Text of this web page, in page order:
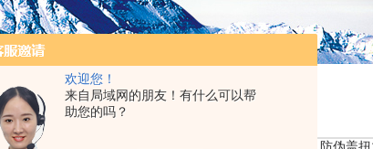
欢迎您！
来自局域网的朋友！有什么可以帮
助您的吗？